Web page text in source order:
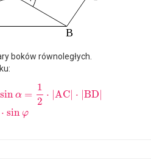
boków równoległych.
sin α =
1
2
⋅ |AC| ⋅ |BD|
⋅ sinφ